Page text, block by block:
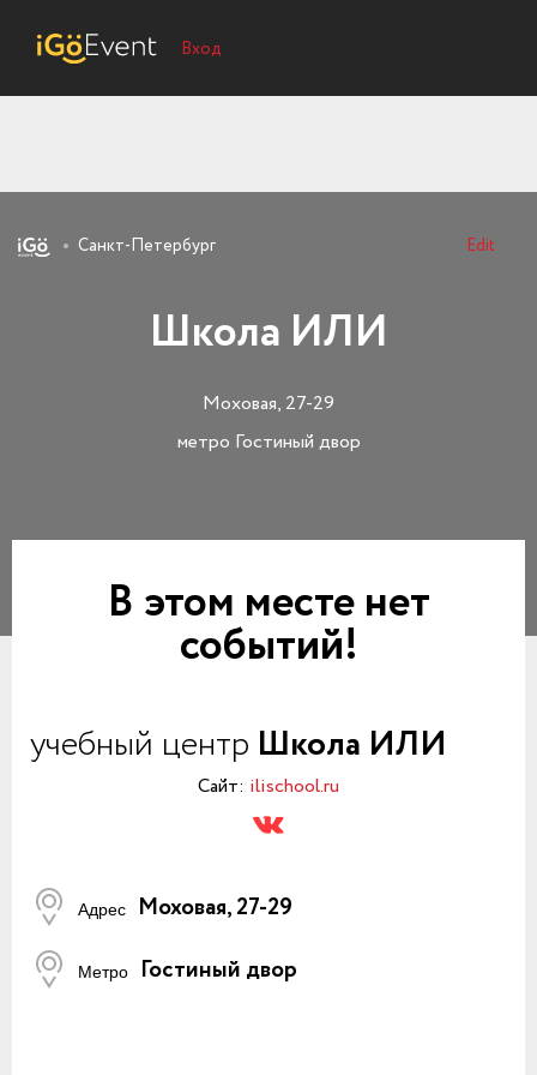
Вход
Санкт-Петербург Edit
Школа ИЛИ
Моховая, 27-29
метро Гостиный двор
В этом месте нет
событий!
учебный центр Школа ИЛИ
Сайт: ilischool.ru
Адрес Моховая, 27-29
Метро Гостиный двор